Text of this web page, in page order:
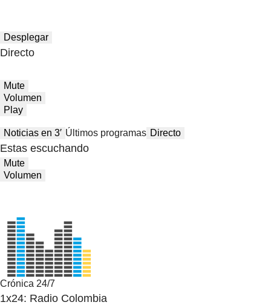
Desplegar
Directo
Mute
Volumen
Play
Noticias en 3′ Últimos programas Directo
Estas escuchando
Mute
Volumen
Crónica 24/7
1x24: Radio Colombia